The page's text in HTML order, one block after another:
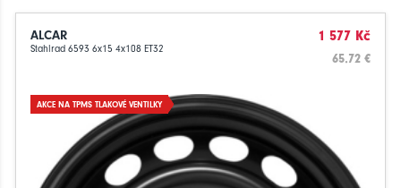
ALCAR
Stahlrad 6593 6x15 4x108 ET32
1 577 Kč
65.72 €
AKCE NA TPMS TLAKOVÉ VENTILKY